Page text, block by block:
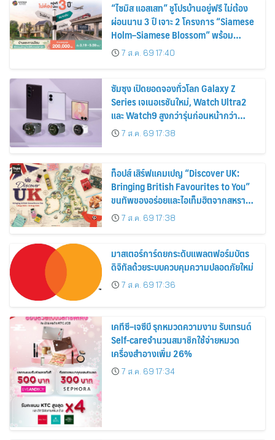
“ไซมิส แอสเสท” ชูโปรบ้านอยู่ฟรี ไม่ต้อง
ผ่อนนาน 3 ปี เจาะ 2 โครงการ “Siamese
Holm–Siamese Blossom” พร้อม
ส่วนลดและสิทธิพิเศษถึง 31 สิงหาคม
2569
7 ส.ค. 69 17:40
ซัมซุง เปิดยอดจองทั่วโลก Galaxy Z
Series เจเนอเรชันใหม่, Watch Ultra2
และ Watch9 สูงกว่ารุ่นก่อนหน้ากว่า
30%7 ส.ค. 69 17:38
ท็อปส์ เสิร์ฟแคมเปญ “Discover UK:
Bringing British Favourites to You”
ขนทัพของอร่อยและไอเท็มฮิตจากสหราช
อาณาจักร ส่งตรงถึงมือตั้งแต่วันนี้ – 18
สิงหาคมนี้
7 ส.ค. 69 17:38
มาสเตอร์การ์ดยกระดับแพลตฟอร์มบัตร
ดิจิทัลด้วยระบบควบคุมความปลอดภัยใหม่
7 ส.ค. 69 17:36
เคทีซี–เจซีบี รุกหมวดความงาม รับเทรนด์
Self-careจำนวนสมาชิกใช้จ่ายหมวด
เครื่องสำอางเพิ่ม 26%
7 ส.ค. 69 17:34